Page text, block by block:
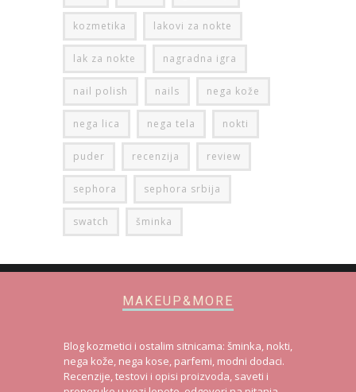
kozmetika lakovi za nokte
lak za nokte nagradna igra
nail polish nails nega kože
nega lica nega tela nokti
puder recenzija review
sephora sephora srbija
swatch šminka
MAKEUP&MORE
Blog kozmetici i ostalim sitnicama: šminka, nokti,
nega kože, nega kose, parfemi, modni dodaci.
Recenzije, testovi i opisi proizvoda, saveti i